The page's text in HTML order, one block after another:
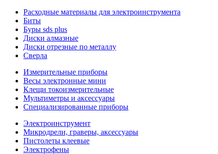
Расходные материалы для электроинструмента
Биты
Буры sds plus
Диски алмазные
Диски отрезные по металлу
Сверла
Измерительные приборы
Весы электронные мини
Клещи токоизмерительные
Мультиметры и аксессуары
Специализированные приборы
Электроинструмент
Микродрели, граверы, аксессуары
Пистолеты клеевые
Электрофены